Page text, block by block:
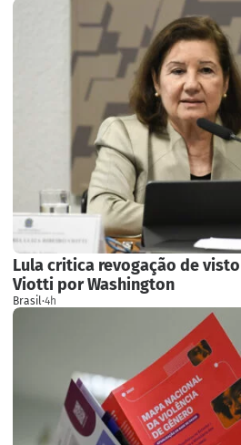
Lula critica revogação de
Viotti por Washington
Brasil·4h